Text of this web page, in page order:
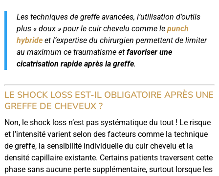
Les techniques de greffe avancées, l’utilisation d’outils
plus « doux » pour le cuir chevelu comme le punch
hybrideet l’expertise du chirurgien permettent de limiter
au maximum ce traumatisme et favoriser une
cicatrisation rapide après la greffe.
LE SHOCK LOSS EST-IL OBLIGATOIRE APRÈS UNE
GREFFE DE CHEVEUX ?
Non, le shock loss n’est pas systématique du tout ! Le risque
et l’intensité varient selon des facteurs comme la technique
de greffe, la sensibilité individuelle du cuir chevelu et la
densité capillaire existante. Certains patients traversent cette
phase sans aucune perte supplémentaire, surtout lorsque les